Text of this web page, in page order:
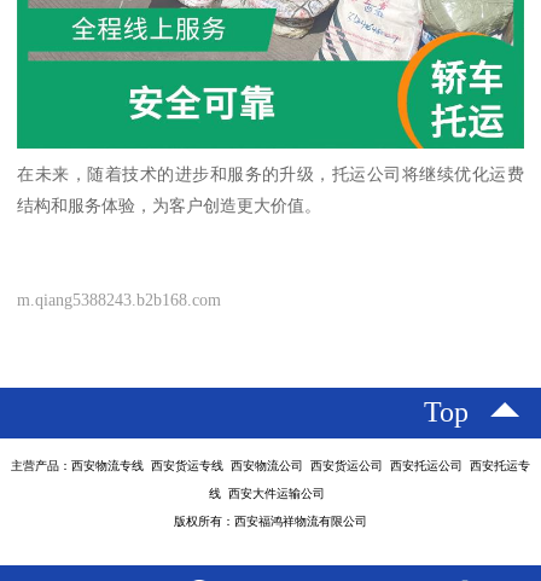
在未来，随着技术的进步和服务的升级，托运公司将继续优化运费
结构和服务体验，为客户创造更大价值。
m.qiang5388243.b2b168.com
Top
主营产品：西安物流专线 西安货运专线 西安物流公司 西安货运公司 西安托运公司 西安托运专
线 西安大件运输公司
版权所有：西安福鸿祥物流有限公司